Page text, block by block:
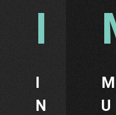
I
N
M
U